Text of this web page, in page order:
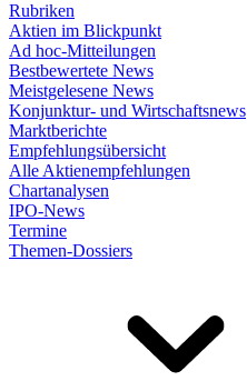
Rubriken
Aktien im Blickpunkt
Ad hoc-Mitteilungen
Bestbewertete News
Meistgelesene News
Konjunktur- und Wirtschaftsnews
Marktberichte
Empfehlungsübersicht
Alle Aktienempfehlungen
Chartanalysen
IPO-News
Termine
Themen-Dossiers